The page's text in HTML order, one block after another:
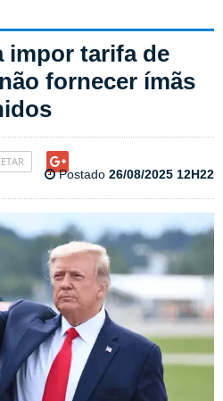
impor tarifa de
fornecer ímãs
Postado 26/08/2025 12H22